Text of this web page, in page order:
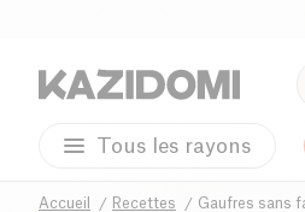
Tous les rayons
Accueil Recettes Gaufres sans